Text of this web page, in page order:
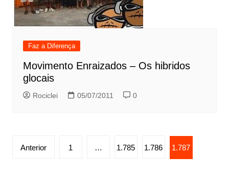
Faz a Diferença
Movimento Enraizados – Os hibridos
glocais
Rociclei 05/07/2011 0
Paginação
Anterior 1 … 1.785 1.786 1.787